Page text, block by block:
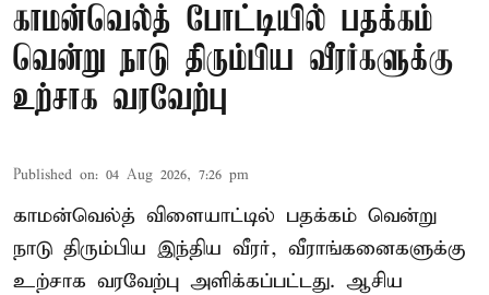
காமன்வெல்த் போட்டியில் பதக்கம்
வென்று நாடு திரும்பிய வீரர்களுக்கு
உற்சாக வரவேற்பு
Published on: 04 Aug 2026, 7:26 pm
காமன்வெல்த் விளையாட்டில் பதக்கம் வென்று
நாடு திரும்பிய இந்திய வீரர், வீராங்கனைகளுக்கு
உற்சாக வரவேற்பு அளிக்கப்பட்டது. ஆசிய